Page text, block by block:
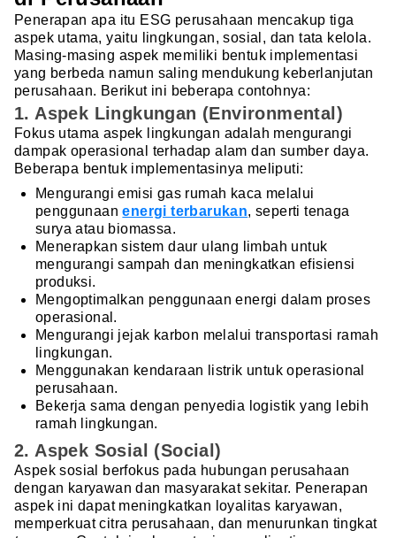
Penerapan apa itu ESG perusahaan mencakup tiga
aspek utama, yaitu lingkungan, sosial, dan tata kelola.
Masing-masing aspek memiliki bentuk implementasi
yang berbeda namun saling mendukung keberlanjutan
perusahaan. Berikut ini beberapa contohnya:
1. Aspek Lingkungan (Environmental)
Fokus utama aspek lingkungan adalah mengurangi
dampak operasional terhadap alam dan sumber daya.
Beberapa bentuk implementasinya meliputi:
Mengurangi emisi gas rumah kaca melalui
penggunaanenergi terbarukan, seperti tenaga
surya atau biomassa.
Menerapkan sistem daur ulang limbah untuk
mengurangi sampah dan meningkatkan efisiensi
produksi.
Mengoptimalkan penggunaan energi dalam proses
operasional.
Mengurangi jejak karbon melalui transportasi ramah
lingkungan.
Menggunakan kendaraan listrik untuk operasional
perusahaan.
Bekerja sama dengan penyedia logistik yang lebih
ramah lingkungan.
2. Aspek Sosial (Social)
Aspek sosial berfokus pada hubungan perusahaan
dengan karyawan dan masyarakat sekitar. Penerapan
aspek ini dapat meningkatkan loyalitas karyawan,
memperkuat citra perusahaan, dan menurunkan tingkat